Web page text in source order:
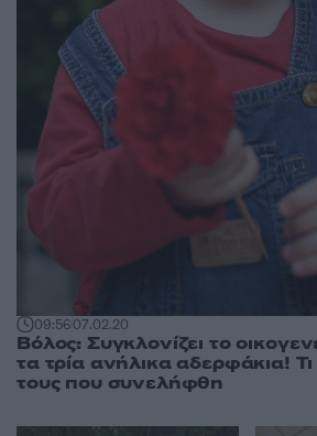
09:5607.02.20
Βόλος: Συγκλονίζει το
τα τρία ανήλικα αδερφάκια!
τους που συνελήφθη